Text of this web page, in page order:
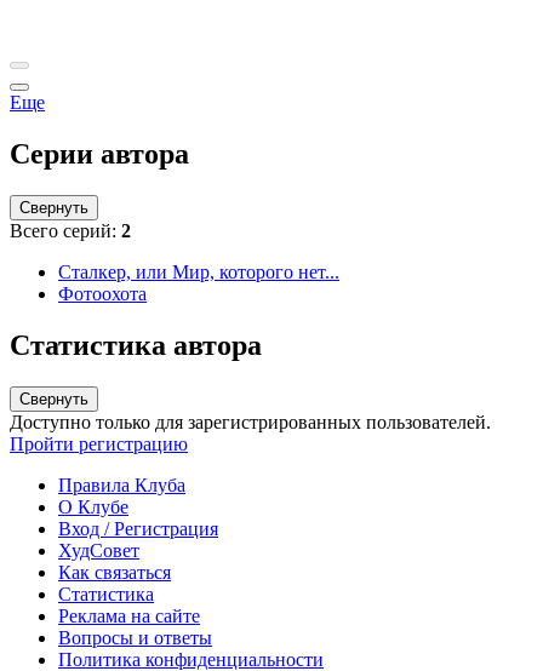
Еще
Серии автора
Свернуть
Всего серий: 2
Сталкер, или Мир, которого нет...
Фотоохота
Статистика автора
Свернуть
Доступно только для зарегистрированных пользователей.
Пройти регистрацию
Правила Клуба
О Клубе
Вход / Регистрация
ХудСовет
Как связаться
Статистика
Реклама на сайте
Вопросы и ответы
Политика конфиденциальности